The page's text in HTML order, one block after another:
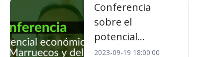
Conferencia
sobre el
potencial...
2023-09-19 18:00:00